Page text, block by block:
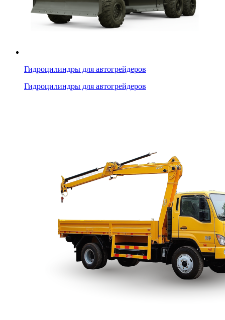
Гидроцилиндры для автогрейдеров
Гидроцилиндры для автогрейдеров